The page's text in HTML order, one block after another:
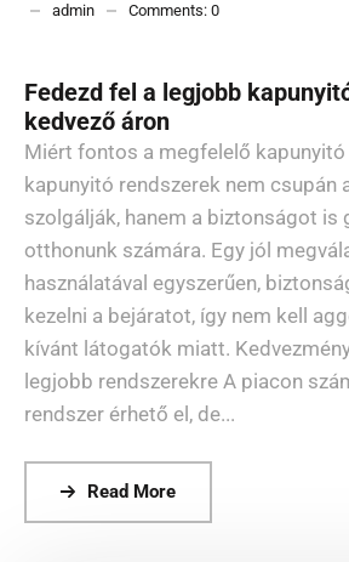
admin Comments: 0
Fedezd fel a legjobb
kedvező áron
Miért fontos a megfelelő kapunyitó
kapunyitó rendszerek nem csupán
szolgálják, hanem a biztonságot is
otthonunk számára. Egy jól
használatával egyszerűen,
kezelni a bejáratot, így nem kell
kívánt látogatók miatt.
legjobb rendszerekre A piacon
rendszer érhető el, de...
Read More